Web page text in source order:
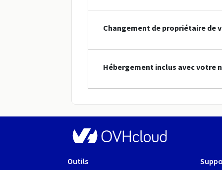
Changement de propriétaire de
Hébergement inclus avec votre
Outils